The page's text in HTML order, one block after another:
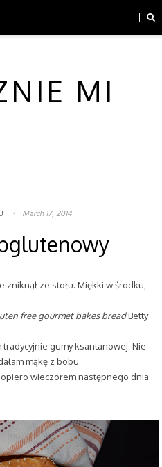
MI
March 17, 2014
ze stołu. Miękki w środku,
free gourmet bakes breadBetty
tradycyjnie gumy ksantanowej. Nie
mąkę z bobu.
wieczorem następnego dnia